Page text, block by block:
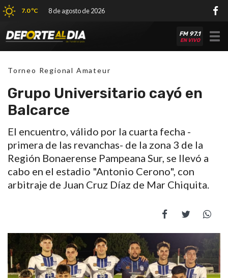
7.0 ºC 8 de agosto de 2026
FM 97.1
EN VIVO
Torneo Regional Amateur
Grupo Universitario cayó en
Balcarce
El encuentro, válido por la cuarta fecha -
primera de las revanchas- de la zona 3 de la
Región Bonaerense Pampeana Sur, se llevó a
cabo en el estadio "Antonio Cerono", con
arbitraje de Juan Cruz Díaz de Mar Chiquita.